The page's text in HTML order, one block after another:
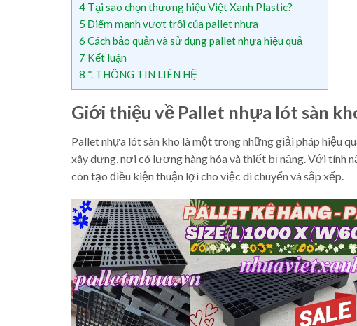
4 Tại sao chọn thương hiệu Việt Xanh Plastic?
5 Điểm mạnh vượt trội của pallet nhựa
6 Cách bảo quản và sử dụng pallet nhựa hiệu quả
7 Kết luận
8 *. THÔNG TIN LIÊN HỆ
Giới thiệu về Pallet nhựa lót sàn
Pallet nhựa lót sàn kho là một trong những giải pháp hiệu
xây dựng, nơi có lượng hàng hóa và thiết bị nặng. Với tính
còn tạo điều kiện thuận lợi cho việc di chuyển và sắp xếp.